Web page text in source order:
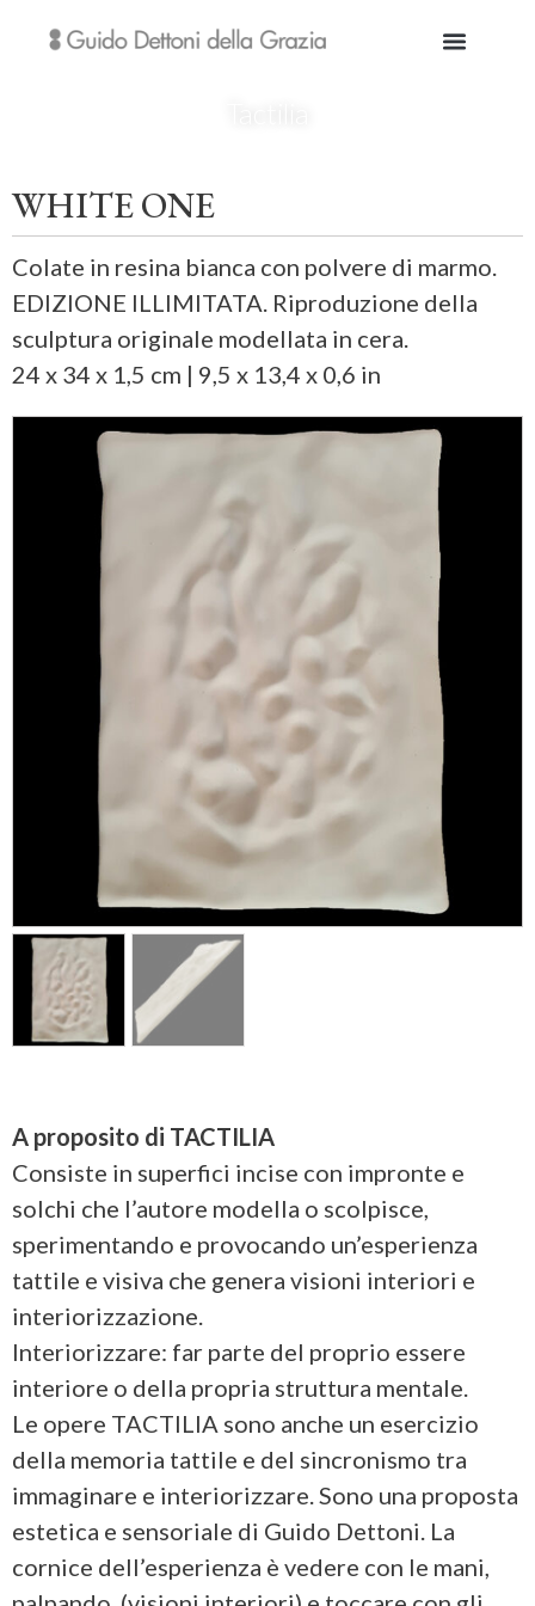
WHITE ONE
Colate in resina bianca con polvere di marmo.
EDIZIONE ILLIMITATA. Riproduzione della
sculptura originale modellata in cera.
24 x 34 x 1,5 cm | 9,5 x 13,4 x 0,6 in
A proposito di TACTILIA
Consiste in superfici incise con impronte e
solchi che l’autore modella o scolpisce,
sperimentando e provocando un’esperienza
tattile e visiva che genera visioni interiori e
interiorizzazione.
Interiorizzare: far parte del proprio essere
interiore o della propria struttura mentale.
Le opere TACTILIA sono anche un esercizio
della memoria tattile e del sincronismo tra
immaginare e interiorizzare. Sono una proposta
estetica e sensoriale di Guido Dettoni. La
cornice dell’esperienza è vedere con le mani,